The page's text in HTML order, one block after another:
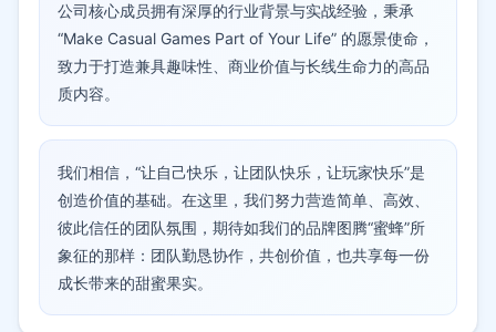
公司核心成员拥有深厚的行业背景与实战经验，秉承
“Make Casual Games Part of Your Life” 的愿景使命，
致力于打造兼具趣味性、商业价值与长线生命力的高品
质内容。
我们相信，“让自己快乐，让团队快乐，让玩家快乐”是
创造价值的基础。在这里，我们努力营造简单、高效、
彼此信任的团队氛围，期待如我们的品牌图腾“蜜蜂”所
象征的那样：团队勤恳协作，共创价值，也共享每一份
成长带来的甜蜜果实。